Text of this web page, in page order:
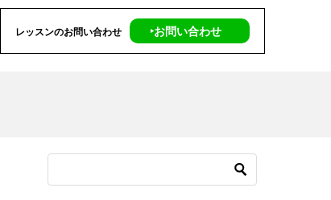
レッスンのお問い合わせ ‣お問い合わせ